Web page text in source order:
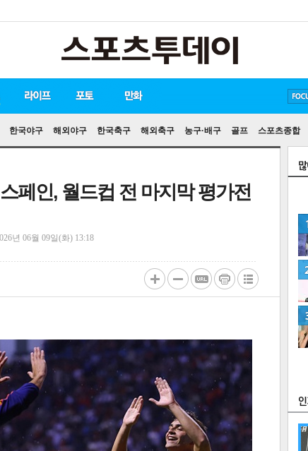
한국야구 해외야구 한국축구 해외축구 농구·배구 골프 스포츠종합
라이프 포토
만화
방탄소년단
손흥민
유아인
송중기
페인, 월드컵 전 마지막 평가전
년 06월 09일(화) 13:18